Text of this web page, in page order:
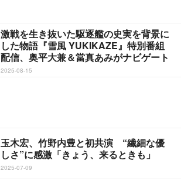
激戦を生き抜いた駆逐艦の史実を背景に
した物語『雪風 YUKIKAZE』特別番組
配信、奥平大兼＆當真あみがナビゲート
2025-08-15
玉木宏、竹野内豊と初共演 “繊細な優
しさ”に感激「きょう、来るときも」
2025-07-09